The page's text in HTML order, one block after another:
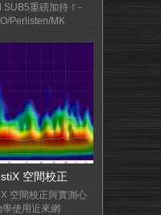
SUB5重磅加持！-
Perlisten/MK
空間校正
空間校正與實測心
使用近來網